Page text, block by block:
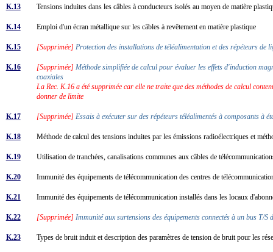
K.13 Tensions induites dans les câbles à conducteurs isolés au moyen de matière
K.14 Emploi d'un écran métallique sur les câbles à revêtement en matière plastique
K.15 [Supprimée] Protection des installations de téléalimentation et des répéteurs
K.16 [Supprimée] Méthode simplifiée de calcul pour évaluer les effets d'induction
coaxiales
La Rec. K.16 a été supprimée car elle ne traite que des méthodes de calcul
donner de limite
K.17 [Supprimée] Essais à exécuter sur des répéteurs téléalimentés à composants
K.18 Méthode de calcul des tensions induites par les émissions radioélectriques et
K.19 Utilisation de tranchées, canalisations communes aux câbles de
K.20 Immunité des équipements de télécommunication des centres de
K.21 Immunité des équipements de télécommunication installés dans les locaux
K.22 [Supprimée] Immunité aux surtensions des équipements connectés à un bus T/S
K.23 Types de bruit induit et description des paramètres de tension de bruit pour les